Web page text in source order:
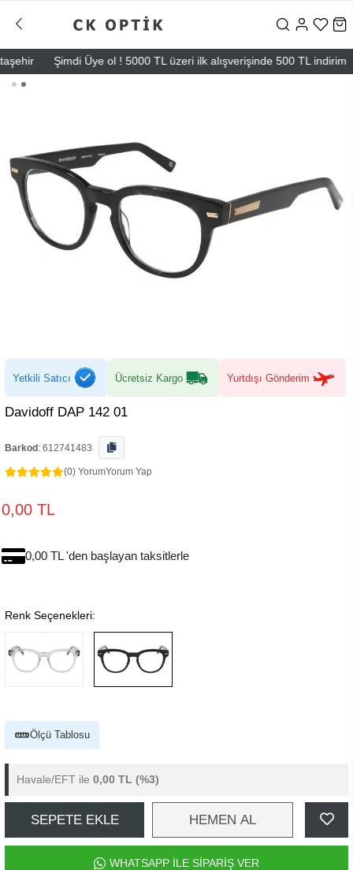
Şimdi Üye ol ! 5000 TL üzeri ilk alışverişinde 500 TL indirim
Yetkili Satıcı Ücretsiz Kargo Yurtdışı Gönderim
Davidoff DAP 142 01
Barkod : 612741483
(0) YorumYorum Yap
0,00 TL
0,00 TL 'den başlayan taksitlerle
Renk Seçenekleri:
Ölçü Tablosu
Havale/EFT ile 0,00 TL (%3)
SEPETE EKLE HEMEN AL
WHATSAPP İLE SİPARİŞ VER